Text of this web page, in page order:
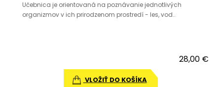
Učebnica je orientovaná na poznávanie jednotlivých
organizmov v ich prirodzenom prostredí - les, vod..
28,00 €
VLOŽIŤ DO KOŠÍKA